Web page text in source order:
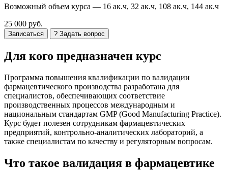
Возможный объем курса — 16 ак.ч, 32 ак.ч, 108 ак.ч, 144 ак.ч
25 000 руб.
Записаться ? Задать вопрос
Для кого предназначен курс
Программа повышения квалификации по валидации
фармацевтического производства разработана для
специалистов, обеспечивающих соответствие
производственных процессов международным и
национальным стандартам GMP (Good Manufacturing Practice).
Курс будет полезен сотрудникам фармацевтических
предприятий, контрольно-аналитических лабораторий, а
также специалистам по качеству и регуляторным вопросам.
Что такое валидация в фармацевтике